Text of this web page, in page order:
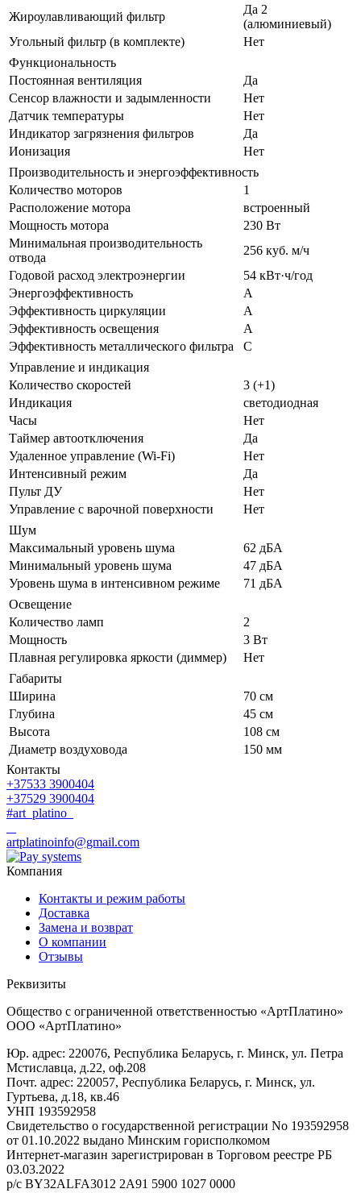
Жироулавливающий фильтр
Да 2
(алюминиевый)
Угольный фильтр (в комплекте)
Нет
Функциональность
Постоянная вентиляция
Да
Сенсор влажности и задымленности
Нет
Датчик температуры
Нет
Индикатор загрязнения фильтров
Да
Ионизация
Нет
Производительность и энергоэффективность
Количество моторов
1
Расположение мотора
встроенный
Мощность мотора
230 Вт
Минимальная производительность
отвода
256 куб. м/ч
Годовой расход электроэнергии
54 кВт·ч/год
Энергоэффективность
A
Эффективность циркуляции
A
Эффективность освещения
A
Эффективность металлического фильтра
C
Управление и индикация
Количество скоростей
3 (+1)
Индикация
светодиодная
Часы
Нет
Таймер автоотключения
Да
Удаленное управление (Wi-Fi)
Нет
Интенсивный режим
Да
Пульт ДУ
Нет
Управление с варочной поверхности
Нет
Шум
Максимальный уровень шума
62 дБА
Минимальный уровень шума
47 дБА
Уровень шума в интенсивном режиме
71 дБА
Освещение
Количество ламп
2
Мощность
3 Вт
Плавная регулировка яркости (диммер)
Нет
Габариты
Ширина
70 см
Глубина
45 см
Высота
108 см
Диаметр воздуховода
150 мм
Контакты
+37533 3900404
+37529 3900404
#art_platino
artplatinoinfo@gmail.com
Компания
Контакты и режим работы
Доставка
Замена и возврат
О компании
Отзывы
Реквизиты
Общество с ограниченной ответственностью «АртПлатино»
ООО «АртПлатино»
Юр. адрес: 220076, Республика Беларусь, г. Минск, ул. Петра
Мстиславца, д.22, оф.208
Почт. адрес: 220057, Республика Беларусь, г. Минск, ул.
Гуртьева, д.18, кв.46
УНП 193592958
Свидетельство о государственной регистрации No 193592958
от 01.10.2022 выдано Минским горисполкомом
Интернет-магазин зарегистрирован в Торговом реестре РБ
03.03.2022
р/с BY32ALFA3012 2A91 5900 1027 0000